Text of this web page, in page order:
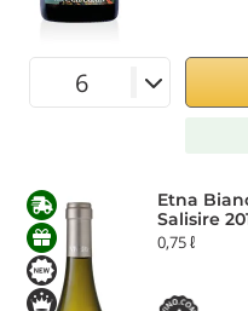
Etna
Salisire
0,75 ℓ